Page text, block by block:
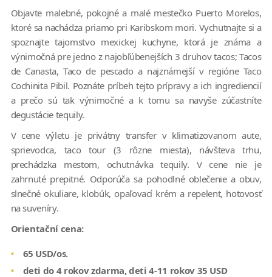
Objavte malebné, pokojné a malé mestečko Puerto Morelos,
ktoré sa nachádza priamo pri Karibskom mori. Vychutnajte si a
spoznajte tajomstvo mexickej kuchyne, ktorá je známa a
výnimočná pre jedno z najobľúbenejších 3 druhov tacos; Tacos
de Canasta, Taco de pescado a najznámejší v regióne Taco
Cochinita Pibil. Poznáte príbeh tejto prípravy a ich ingrediencií
a prečo sú tak výnimočné a k tomu sa navyše zúčastníte
degustácie tequily.
V cene výletu je privátny transfer v klimatizovanom aute,
sprievodca, taco tour (3 rôzne miesta), návšteva trhu,
prechádzka mestom, ochutnávka tequily. V cene nie je
zahrnuté prepitné. Odporúča sa pohodlné oblečenie a obuv,
slnečné okuliare, klobúk, opaľovací krém a repelent, hotovosť
na suveníry.
Orientační cena:
65 USD/os.
deti do 4 rokov zdarma, deti 4-11 rokov 35 USD